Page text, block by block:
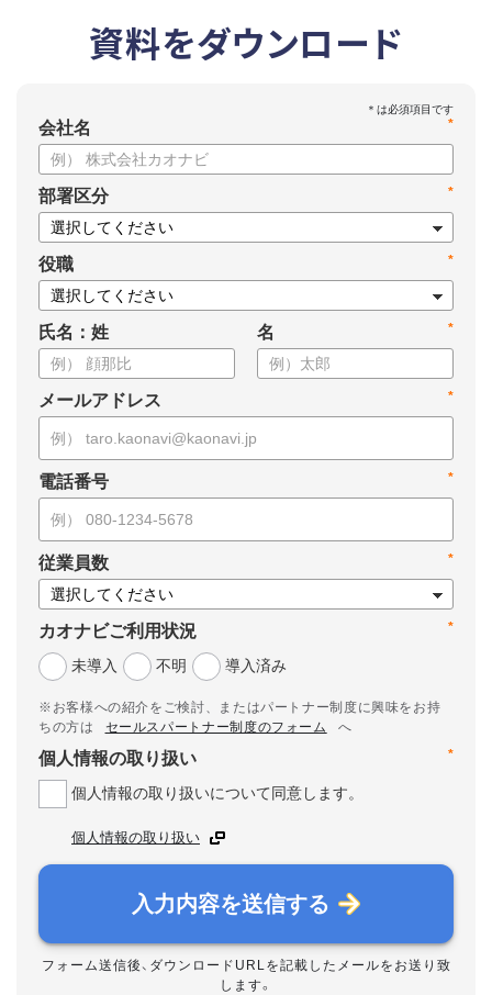
資料をダウンロード
*
会社名
*
部署区分
*
役職
氏名：姓 *
名
*
メールアドレス
*
電話番号
*
従業員数
*
カオナビご利用状況
未導入
不明 導入済み
※お客様への紹介をご検討、またはパートナー制度に興味をお持
ちの方は
セールスパートナー制度のフォーム
へ
*
個人情報の取り扱い
個人情報の取り扱いについて同意します。
個人情報の取り扱い
入力内容を送信する
フォーム送信後、ダウンロードURLを記載したメールをお送り致
します。